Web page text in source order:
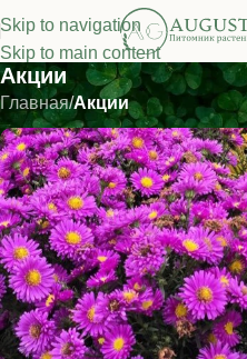
Skip to navigation
Skip to main content
Акции
Главная/Акции